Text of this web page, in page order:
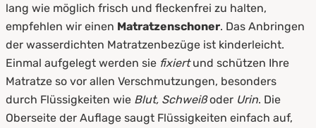
lang wie möglich frisch und fleckenfrei zu halten,
empfehlen wir einen Matratzenschoner. Das Anbringen
der wasserdichten Matratzenbezüge ist kinderleicht.
Einmal aufgelegt werden sie fixiertund schützen Ihre
Matratze so vor allen Verschmutzungen, besonders
durch Flüssigkeiten wie Blut, Schweißoder Urin. Die
Oberseite der Auflage saugt Flüssigkeiten einfach auf,